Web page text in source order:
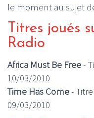
le moment au sujet
Titres joués
Radio
Africa Must Be Free-
10/03/2010
Time Has Come-
09/03/2010